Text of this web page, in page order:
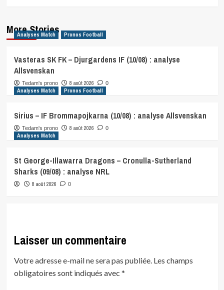
More Stories
Analyses Match Pronos Football
Vasteras SK FK – Djurgardens IF (10/08) : analyse
Allsvenskan
Tedam's prono 8 août 2026 0
Analyses Match Pronos Football
Sirius – IF Brommapojkarna (10/08) : analyse Allsvenskan
Tedam's prono 8 août 2026 0
Analyses Match
St George-Illawarra Dragons – Cronulla-Sutherland
Sharks (09/08) : analyse NRL
8 août 2026 0
Laisser un commentaire
Votre adresse e-mail ne sera pas publiée. Les champs
obligatoires sont indiqués avec *